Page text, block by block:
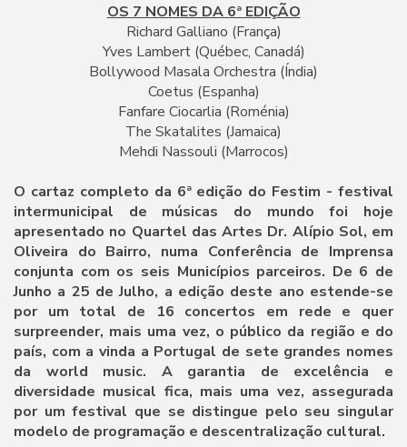
OS 7 NOMES DA 6ª EDIÇÃO
Richard Galliano (França)
Yves Lambert (Québec, Canadá)
Bollywood Masala Orchestra (Índia)
Coetus (Espanha)
Fanfare Ciocarlia (Roménia)
The Skatalites (Jamaica)
Mehdi Nassouli (Marrocos)
O cartaz completo da 6ª edição do Festim - festival
intermunicipal de músicas do mundo foi hoje
apresentado no Quartel das Artes Dr. Alípio Sol, em
Oliveira do Bairro, numa Conferência de Imprensa
conjunta com os seis Municípios parceiros. De 6 de
Junho a 25 de Julho, a edição deste ano estende-se
por um total de 16 concertos em rede e quer
surpreender, mais uma vez, o público da região e do
país, com a vinda a Portugal de sete grandes nomes
da world music. A garantia de excelência e
diversidade musical fica, mais uma vez, assegurada
por um festival que se distingue pelo seu singular
modelo de programação e descentralização cultural.